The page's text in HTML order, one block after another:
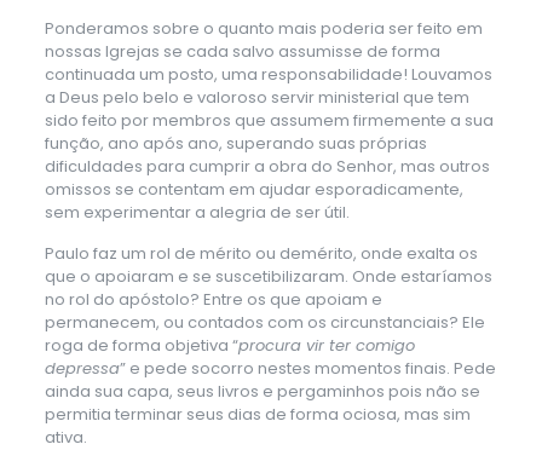
Ponderamos sobre o quanto mais poderia ser feito em
nossas Igrejas se cada salvo assumisse de forma
continuada um posto, uma responsabilidade! Louvamos
a Deus pelo belo e valoroso servir ministerial que tem
sido feito por membros que assumem firmemente a sua
função, ano após ano, superando suas próprias
dificuldades para cumprir a obra do Senhor, mas outros
omissos se contentam em ajudar esporadicamente,
sem experimentar a alegria de ser útil.
Paulo faz um rol de mérito ou demérito, onde exalta os
que o apoiaram e se suscetibilizaram. Onde estaríamos
no rol do apóstolo? Entre os que apoiam e
permanecem, ou contados com os circunstanciais? Ele
roga de forma objetiva “procura vir ter comigo
depressa” e pede socorro nestes momentos finais. Pede
ainda sua capa, seus livros e pergaminhos pois não se
permitia terminar seus dias de forma ociosa, mas sim
ativa.